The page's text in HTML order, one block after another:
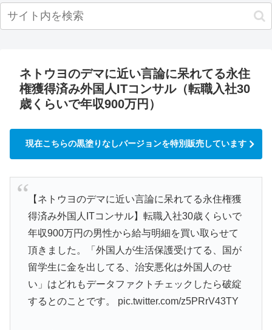
ネトウヨのデマに近い言論に呆れてる永住
権獲得済み外国人ITコンサル（転職入社30
歳くらいで年収900万円）
現在こちらの黒塗りなしバージョンを特別販売しています
【ネトウヨのデマに近い言論に呆れてる永住権獲
得済み外国人ITコンサル】転職入社30歳くらいで
年収900万円の男性から給与明細を買い取らせて
頂きました。「外国人が生活保護受けてる、国が
留学生に金を出してる、治安悪化は外国人のせ
い」はどれもデータファクトチェックしたら破綻
するとのことです。 pic.twitter.com/z5PRrV43TY